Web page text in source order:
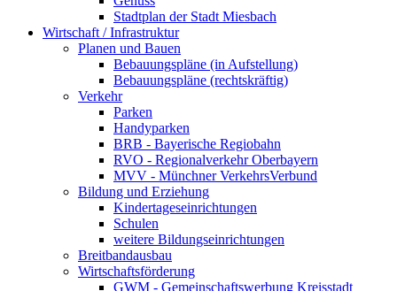
Stadtplan der Stadt Miesbach
Wirtschaft / Infrastruktur
Planen und Bauen
Bebauungspläne (in Aufstellung)
Bebauungspläne (rechtskräftig)
Verkehr
Parken
Handyparken
BRB - Bayerische Regiobahn
RVO - Regionalverkehr Oberbayern
MVV - Münchner VerkehrsVerbund
Bildung und Erziehung
Kindertageseinrichtungen
Schulen
weitere Bildungseinrichtungen
Breitbandausbau
Wirtschaftsförderung
GWM - Gemeinschaftswerbung Kreisstadt